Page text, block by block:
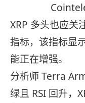
XRP 多头也应关
指标，该指标显
能正在增强。
分析师 Terra
绿且 RSI 回升，